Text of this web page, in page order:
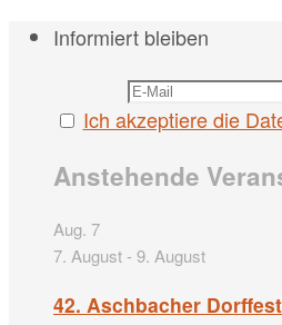
Informiert bleiben
Ich akzeptiere die
Anstehende
Aug. 7
7. August - 9. August
42. Aschbacher Dorffest